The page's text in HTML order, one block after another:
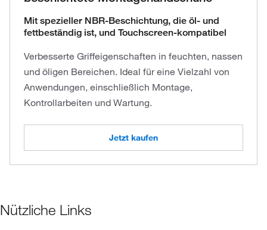
Mit spezieller NBR-Beschichtung, die öl- und
fettbeständig ist, und Touchscreen-kompatibel
Verbesserte Griffeigenschaften in feuchten, nassen
und öligen Bereichen. Ideal für eine Vielzahl von
Anwendungen, einschließlich Montage,
Kontrollarbeiten und Wartung.
Jetzt kaufen
Nützliche Links